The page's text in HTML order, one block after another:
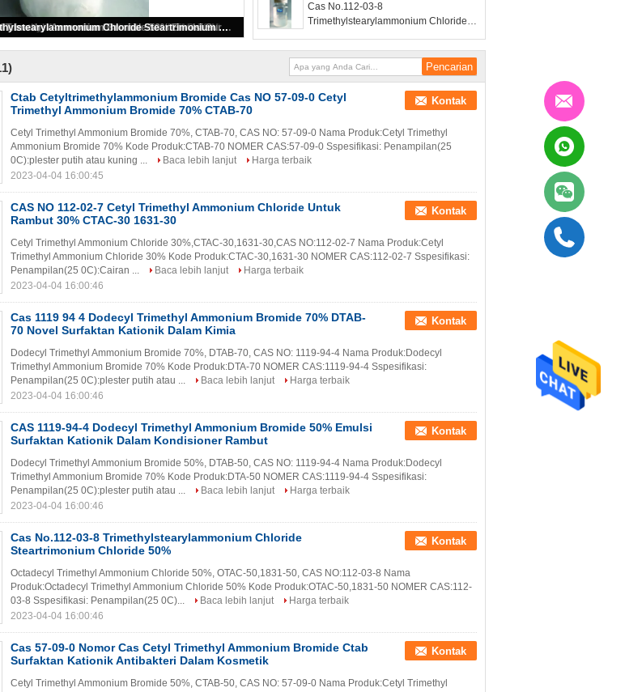
Ctab Cetyltrimethylammonium Bromide Cas NO 57-09-0 Cetyl Trimethyl Ammonium Bromide 70% CTAB-70
Rambut
Cas No.112-03-8
Trimethylstearylammonium Chloride
Ctab Cetyltrimethylammonium Bromide Cas NO 57-09-0 Cetyl
Trimethyl Ammonium Bromide 70% CTAB-70
Kontak
Cetyl Trimethyl Ammonium Bromide 70%, CTAB-70, CAS NO: 57-09-0 Nama Produk:Cetyl Trimethyl
Ammonium Bromide 70% Kode Produk:CTAB-70 NOMER CAS:57-09-0 Sspesifikasi: Penampilan(25
0C):plester putih atau kuning ...
Baca lebih lanjut
Harga terbaik
2023-04-04 16:00:45
CAS NO 112-02-7 Cetyl Trimethyl Ammonium Chloride Untuk
Rambut 30% CTAC-30 1631-30
Kontak
Cetyl Trimethyl Ammonium Chloride 30%,CTAC-30,1631-30,CAS NO:112-02-7 Nama Produk:Cetyl
Trimethyl Ammonium Chloride 30% Kode Produk:CTAC-30,1631-30 NOMER CAS:112-02-7 Sspesifikasi:
Penampilan(25 0C):Cairan ...
Baca lebih lanjut
Harga terbaik
2023-04-04 16:00:46
Cas 1119 94 4 Dodecyl Trimethyl Ammonium Bromide 70% DTAB-
70 Novel Surfaktan Kationik Dalam Kimia
Kontak
Dodecyl Trimethyl Ammonium Bromide 70%, DTAB-70, CAS NO: 1119-94-4 Nama Produk:Dodecyl
Trimethyl Ammonium Bromide 70% Kode Produk:DTA-70 NOMER CAS:1119-94-4 Sspesifikasi:
Penampilan(25 0C):plester putih atau ...
Baca lebih lanjut
Harga terbaik
2023-04-04 16:00:46
CAS 1119-94-4 Dodecyl Trimethyl Ammonium Bromide 50% Emulsi
Surfaktan Kationik Dalam Kondisioner Rambut
Kontak
Dodecyl Trimethyl Ammonium Bromide 50%, DTAB-50, CAS NO: 1119-94-4 Nama Produk:Dodecyl
Trimethyl Ammonium Bromide 70% Kode Produk:DTA-50 NOMER CAS:1119-94-4 Sspesifikasi:
Penampilan(25 0C):plester putih atau ...
Baca lebih lanjut
Harga terbaik
2023-04-04 16:00:46
Cas No.112-03-8 Trimethylstearylammonium Chloride
Steartrimonium Chloride 50%
Kontak
Octadecyl Trimethyl Ammonium Chloride 50%, OTAC-50,1831-50, CAS NO:112-03-8 Nama
Produk:Octadecyl Trimethyl Ammonium Chloride 50% Kode Produk:OTAC-50,1831-50 NOMER CAS:112-
03-8 Sspesifikasi: Penampilan(25 0C)...
Baca lebih lanjut
Harga terbaik
2023-04-04 16:00:46
Cas 57-09-0 Nomor Cas Cetyl Trimethyl Ammonium Bromide Ctab
Surfaktan Kationik Antibakteri Dalam Kosmetik
Kontak
Cetyl Trimethyl Ammonium Bromide 50%, CTAB-50, CAS NO: 57-09-0 Nama Produk:Cetyl Trimethyl